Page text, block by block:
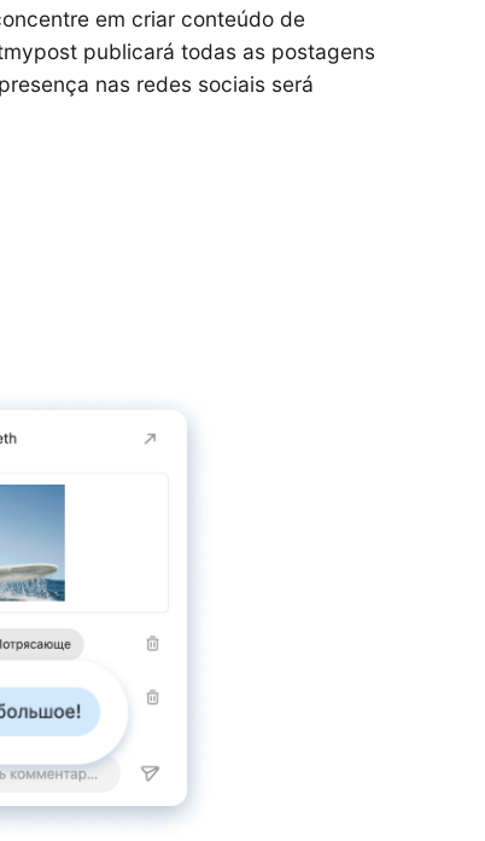
em criar conteúdo de
publicará todas as postagens
nas redes sociais será